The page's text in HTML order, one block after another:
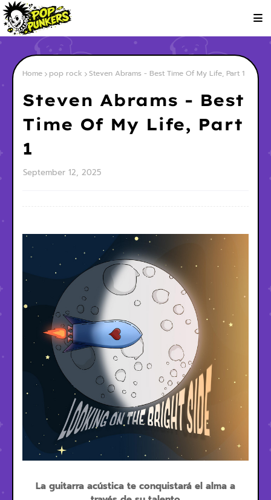
Home pop rock Steven Abrams - Best Time Of My Life, Part 1
Steven Abrams - Best
Time Of My Life, Part
1
September 12, 2025
La guitarra acústica te conquistará el alma a